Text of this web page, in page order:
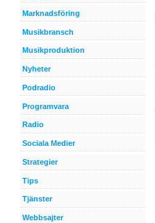
Marknadsföring
Musikbransch
Musikproduktion
Nyheter
Podradio
Programvara
Radio
Sociala Medier
Strategier
Tips
Tjänster
Webbsajter